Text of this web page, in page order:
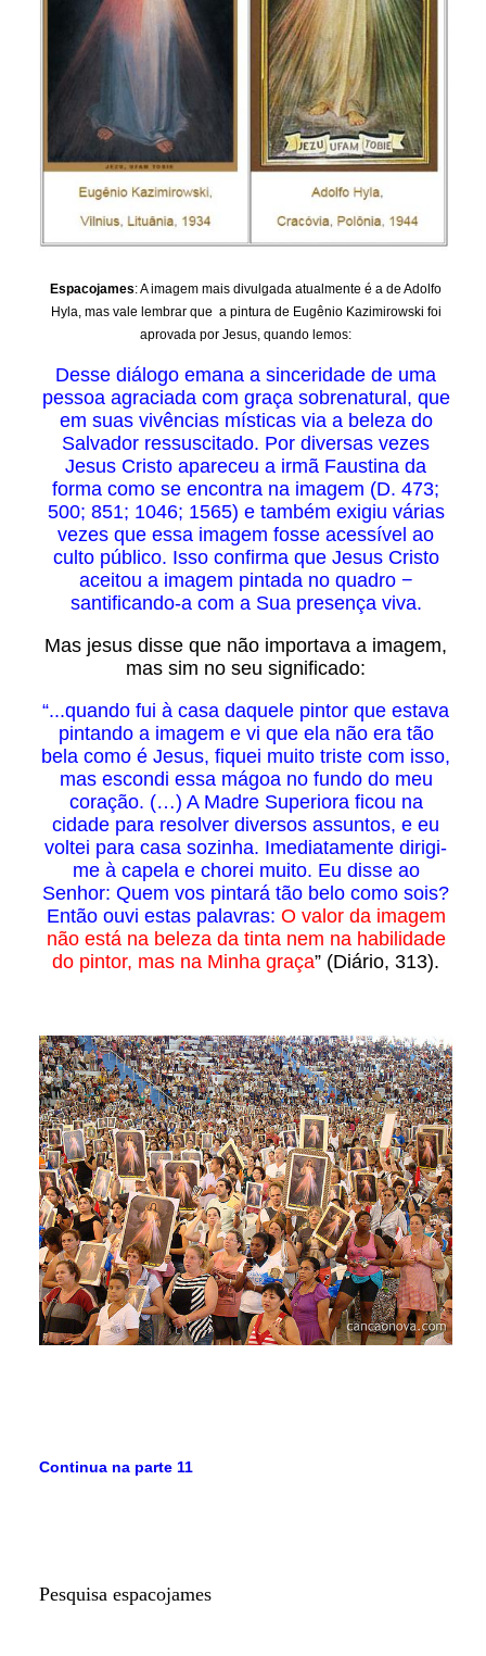
Espacojames: A imagem mais divulgada atualmente é a de Adolfo
Hyla, mas vale lembrar que a pintura de Eugênio Kazimirowski foi
aprovada por Jesus, quando lemos:
Desse diálogo emana a sinceridade de uma
pessoa agraciada com graça sobrenatural, que
em suas vivências místicas via a beleza do
Salvador ressuscitado. Por diversas vezes
Jesus Cristo apareceu a irmã Faustina da
forma como se encontra na imagem (D. 473;
500; 851; 1046; 1565) e também exigiu várias
vezes que essa imagem fosse acessível ao
culto público. Isso confirma que Jesus Cristo
aceitou a imagem pintada no quadro −
santificando-a com a Sua presença viva.
Mas jesus disse que não importava a imagem,
mas sim no seu significado:
“...quando fui à casa daquele pintor que estava
pintando a imagem e vi que ela não era tão
bela como é Jesus, fiquei muito triste com isso,
mas escondi essa mágoa no fundo do meu
coração. (…) A Madre Superiora ficou na
cidade para resolver diversos assuntos, e eu
voltei para casa sozinha. Imediatamente dirigi-
me à capela e chorei muito. Eu disse ao
Senhor: Quem vos pintará tão belo como sois?
Então ouvi estas palavras: O valor da imagem
não está na beleza da tinta nem na habilidade
do pintor, mas na Minha graça” (Diário, 313).
Continua na parte 11
Pesquisa espacojames